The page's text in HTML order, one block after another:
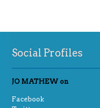
Social Profiles
JO MATHEW on
Facebook